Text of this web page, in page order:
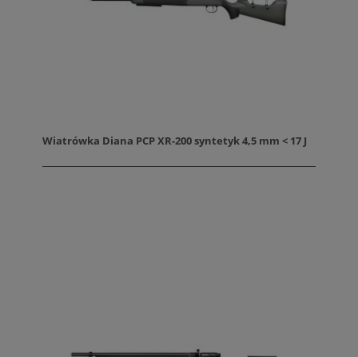
Wiatrówka Diana PCP XR-200 syntetyk 4,5 mm < 17 J